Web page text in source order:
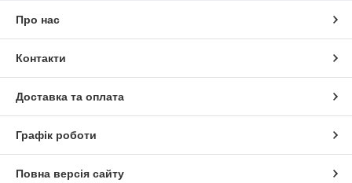
Про нас
Контакти
Доставка та оплата
Графік роботи
Повна версія сайту